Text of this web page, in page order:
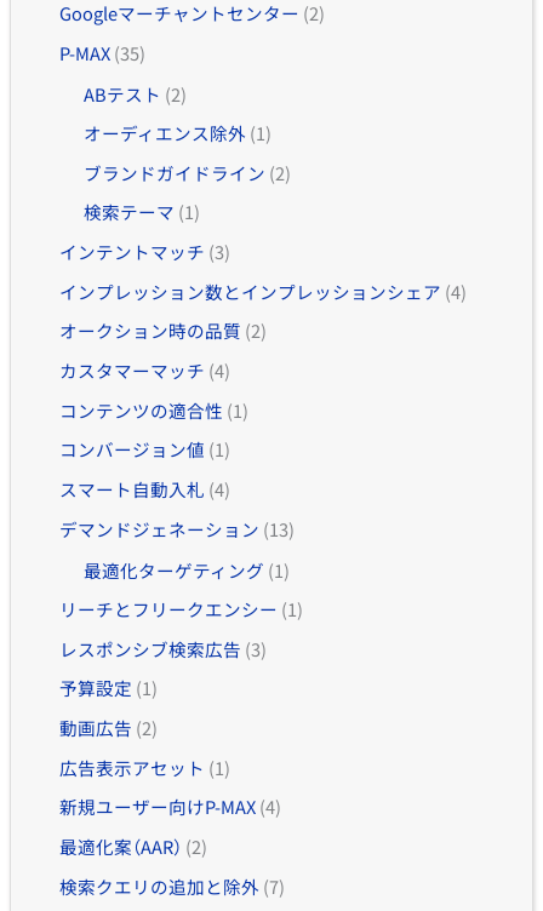
Googleマーチャントセンター (2)
P-MAX(35)
ABテスト (2)
オーディエンス除外 (1)
ブランドガイドライン (2)
検索テーマ (1)
インテントマッチ (3)
インプレッション数とインプレッションシェア (4)
オークション時の品質 (2)
カスタマーマッチ (4)
コンテンツの適合性 (1)
コンバージョン値 (1)
スマート自動入札 (4)
デマンドジェネーション (13)
最適化ターゲティング (1)
リーチとフリークエンシー (1)
レスポンシブ検索広告 (3)
予算設定 (1)
動画広告 (2)
広告表示アセット (1)
新規ユーザー向けP-MAX(4)
最適化案（AAR） (2)
検索クエリの追加と除外 (7)